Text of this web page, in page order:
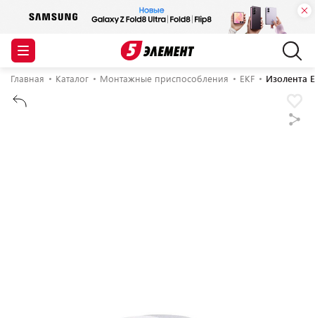
Главная Каталог Монтажные приспособления EKF Изолента